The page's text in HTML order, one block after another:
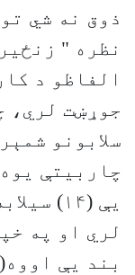
نظره "
الفاظو د
جوړښت لري،
سلابونو
چاربیتې
لري او په